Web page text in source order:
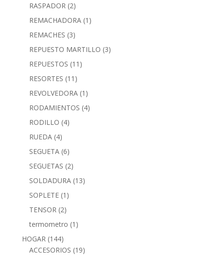
RASPADOR (2)
REMACHADORA (1)
REMACHES (3)
REPUESTO MARTILLO (3)
REPUESTOS (11)
RESORTES (11)
REVOLVEDORA (1)
RODAMIENTOS (4)
RODILLO (4)
RUEDA (4)
SEGUETA (6)
SEGUETAS (2)
SOLDADURA (13)
SOPLETE (1)
TENSOR (2)
termometro (1)
HOGAR (144)
ACCESORIOS (19)